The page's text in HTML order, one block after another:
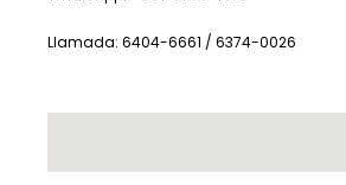
Llamada: 6404-6661 / 6374-0026